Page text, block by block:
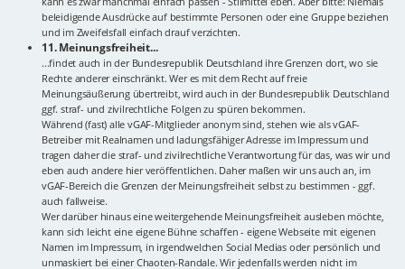
beleidigende Ausdrücke auf bestimmte Personen oder eine Gruppe beziehen
und im Zweifelsfall einfach drauf verzichten.
11. Meinungsfreiheit...
...findet auch in der Bundesrepublik Deutschland ihre Grenzen dort, wo sie
Rechte anderer einschränkt. Wer es mit dem Recht auf freie
Meinungsäußerung übertreibt, wird auch in der Bundesrepublik Deutschland
ggf. straf- und zivilrechtliche Folgen zu spüren bekommen.
Während (fast) alle vGAF-Mitglieder anonym sind, stehen wie als vGAF-
Betreiber mit Realnamen und ladungsfähiger Adresse im Impressum und
tragen daher die straf- und zivilrechtliche Verantwortung für das, was wir und
eben auch andere hier veröffentlichen. Daher maßen wir uns auch an, im
vGAF-Bereich die Grenzen der Meinungsfreiheit selbst zu bestimmen - ggf.
auch fallweise.
Wer darüber hinaus eine weitergehende Meinungsfreiheit ausleben möchte,
kann sich leicht eine eigene Bühne schaffen - eigene Webseite mit eigenen
Namen im Impressum, in irgendwelchen Social Medias oder persönlich und
unmaskiert bei einer Chaoten-Randale. Wir jedenfalls werden nicht im